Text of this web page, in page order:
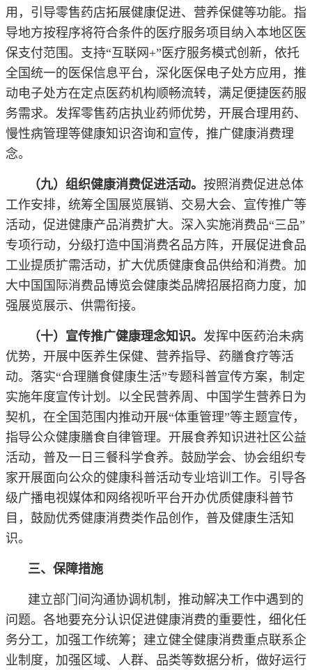
用，引导零售药店拓展健康促进、营养保健等功能。指
导地方按程序将符合条件的医疗服务项目纳入本地区医
保支付范围。支持“互联网+”医疗服务模式创新，依托
全国统一的医保信息平台，深化医保电子处方应用，推
动电子处方在定点医药机构顺畅流转，满足便捷医药服
务需求。发挥零售药店执业药师优势，开展合理用药、
慢性病管理等健康知识咨询和宣传，推广健康消费理
念。
（九）组织健康消费促进活动。 按照消费促进总体
工作安排，统筹全国展览展销、交易大会、宣传推广等
活动，促进健康产品消费扩大。深入实施消费品“三品”
专项行动，分级打造中国消费名品方阵，开展促进食品
工业提质扩需活动，扩大优质健康食品供给和消费。加
大中国国际消费品博览会健康类品牌招展招商力度，加
强展览展示、供需衔接。
（十）宣传推广健康理念知识。 发挥中医药治未病
优势，开展中医养生保健、营养指导、药膳食疗等活
动。落实“合理膳食健康生活”专题科普宣传方案，制定
实施年度宣传计划。以全民营养周、中国学生营养日为
契机，在全国范围内推动开展“体重管理”等主题宣传，
指导公众健康膳食自律管理。开展食养知识进社区公益
活动，普及一日三餐科学食养。鼓励学会、协会组织专
家开展面向公众的健康科普活动专业培训工作。引导各
级广播电视媒体和网络视听平台开办优质健康科普节
目，鼓励优秀健康消费类作品创作，普及健康生活知
识。
三、保障措施
建立部门间沟通协调机制，推动解决工作中遇到的
问题。各地要充分认识促进健康消费的重要性，细化任
务分工，加强工作统筹；建立健全健康消费重点联系企
业制度，加强区域、人群、品类等数据分析，做好运行